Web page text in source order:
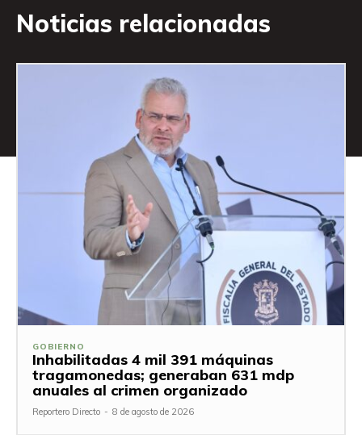
Noticias relacionadas
GOBIERNO
Inhabilitadas 4 mil 391 máquinas
tragamonedas; generaban 631 mdp
anuales al crimen organizado
Reportero Directo - 8 de agosto de 2026